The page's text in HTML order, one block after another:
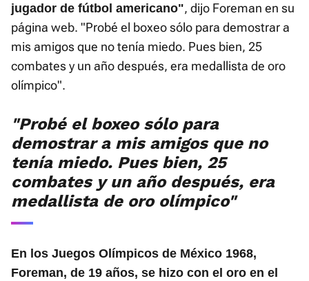
jugador de fútbol americano", dijo Foreman en su
página web. "Probé el boxeo sólo para demostrar a
mis amigos que no tenía miedo. Pues bien, 25
combates y un año después, era medallista de oro
olímpico".
"Probé el boxeo sólo para
demostrar a mis amigos que no
tenía miedo. Pues bien, 25
combates y un año después, era
medallista de oro olímpico"
En los Juegos Olímpicos de México 1968,
Foreman, de 19 años, se hizo con el oro en el